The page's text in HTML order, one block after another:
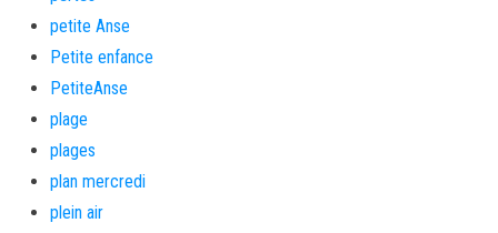
petite Anse
Petite enfance
PetiteAnse
plage
plages
plan mercredi
plein air